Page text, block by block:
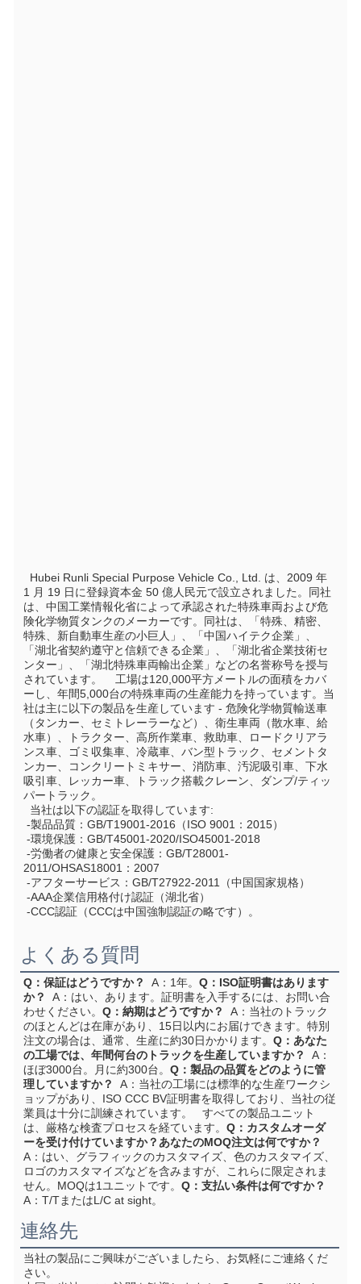
1 月 19 日に登録資本金 50 億人民元で設立されました。同社
は、中国工業情報化省によって承認された特殊車両および危
険化学物質タンクのメーカーです。同社は、「特殊、精密、
特殊、新自動車生産の小巨人」、「中国ハイテク企業」、
「湖北省契約遵守と信頼できる企業」、「湖北省企業技術セ
ンター」、「湖北特殊車両輸出企業」などの名誉称号を授与
されています。    工場は120,000平方メートルの面積をカバ
ーし、年間5,000台の特殊車両の生産能力を持っています。当
社は主に以下の製品を生産しています - 危険化学物質輸送車
（タンカー、セミトレーラーなど）、衛生車両（散水車、給
水車）、トラクター、高所作業車、救助車、ロードクリアラ
ンス車、ゴミ収集車、冷蔵車、バン型トラック、セメントタ
ンカー、コンクリートミキサー、消防車、汚泥吸引車、下水
吸引車、レッカー車、トラック搭載クレーン、ダンプ/ティッ
パートラック。
  当社は以下の認証を取得しています:
-製品品質：GB/T19001-2016（ISO 9001：2015）
-環境保護：GB/T45001-2020/ISO45001-2018
2011/OHSAS18001：2007
-アフターサービス：GB/T27922-2011（中国国家規格）
-AAA企業信用格付け認証（湖北省）
-CCC認証（CCCは中国強制認証の略です）。
よくある質問
Q：保証はどうですか？
  A：1年。
Q：ISO証明書はあります
か？
  A：はい、あります。証明書を入手するには、お問い合
わせください。 Q：納期はどうですか？
  A：当社のトラック
のほとんどは在庫があり、15日以内にお届けできます。特別
注文の場合は、通常、生産に約30日かかります。 Q：あなた
の工場では、年間何台のトラックを生産していますか？
  A：
ほぼ3000台。月に約300台。 Q：製品の品質をどのように管
理していますか？
  A：当社の工場には標準的な生産ワークシ
ョップがあり、ISO CCC BV証明書を取得しており、当社の従
業員は十分に訓練されています。   すべての製品ユニット
は、厳格な検査プロセスを経ています。 Q：カスタムオーダ
ーを受け付けていますか？あなたのMOQ注文は何ですか？
A：はい、グラフィックのカスタマイズ、色のカスタマイズ、
ロゴのカスタマイズなどを含みますが、これらに限定されま
せん。MOQは1ユニットです。 Q：支払い条件は何ですか？
A：T/TまたはL/C at sight。
連絡先
当社の製品にご興味がございましたら、お気軽にご連絡くだ
さい。